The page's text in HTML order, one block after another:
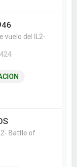
vuelo del IL2-
Battle of